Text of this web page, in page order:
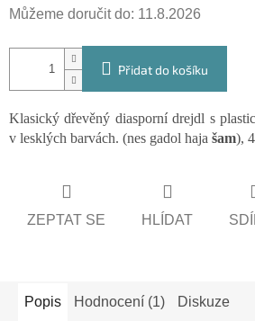
Můžeme doručit do: 11.8.2026
Přidat do košíku
Klasický dřevěný diasporní drejdl s
v lesklých barvách. (nes gadol haja šam),
ZEPTAT SE HLÍDAT
Popis Hodnocení (1) Diskuze